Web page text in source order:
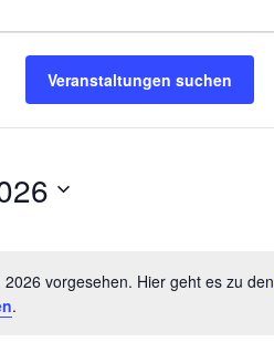
vorgesehen. Hier geht es zu den
.
Veranstaltungen suchen